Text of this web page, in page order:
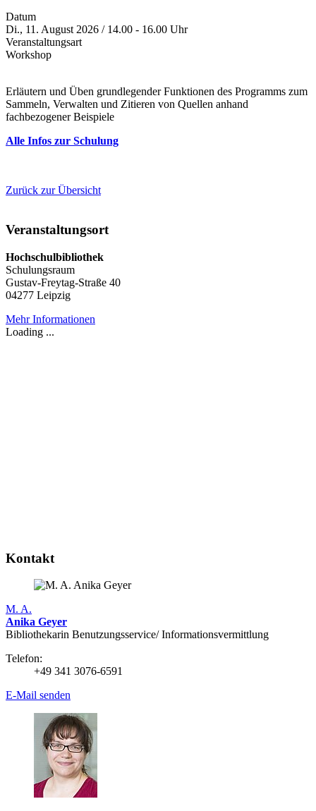
Datum
Di., 11. August 2026 / 14.00 - 16.00 Uhr
Veranstaltungsart
Workshop
Erläutern und Üben grundlegender Funktionen des Programms zum
Sammeln, Verwalten und Zitieren von Quellen anhand
fachbezogener Beispiele
Alle Infos zur Schulung
Zurück zur Übersicht
Veranstaltungsort
Hochschulbibliothek
Schulungsraum
Gustav-Freytag-Straße 40
04277 Leipzig
Mehr Informationen
Loading ...
Kontakt
M. A.
Anika Geyer
Bibliothekarin Benutzungs­service/ Infor­mations­vermittlung
Telefon:
+49 341 3076-6591
E-Mail senden